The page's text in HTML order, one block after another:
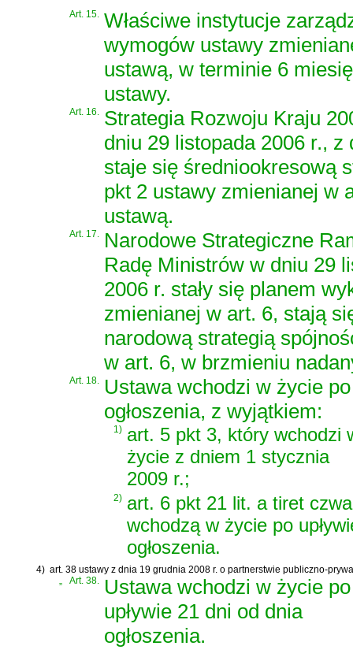
Art. 15.
Właściwe instytucje
wymogów ustawy
ustawą, w terminie 6
ustawy.
Art. 16.
Strategia Rozwoju Kraju
dniu 29 listopada 2006 r.,
staje się średniookresową
pkt 2 ustawy zmienianej w
ustawą.
Art. 17.
Narodowe Strategiczne
Radę Ministrów w dniu 29
2006 r. stały się planem
zmienianej w art. 6, stają
narodową strategią
w art. 6, w brzmieniu
Art. 18.
Ustawa wchodzi w życie
ogłoszenia, z wyjątkiem:
1) art. 5 pkt 3, który wchodzi
życie z dniem 1 stycznia
2009 r.;
2) art. 6 pkt 21 lit. a tiret
wchodzą w życie po
ogłoszenia.
4) art. 38 ustawy z dnia 19 grudnia 2008 r. o partnerstwie publiczno-
„
Art. 38. Ustawa wchodzi w życie po
upływie 21 dni od dnia
ogłoszenia.